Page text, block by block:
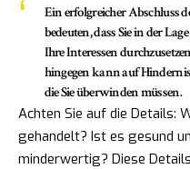
Ein erfolgreicher Abschluss
bedeuten, dass Sie in der
Ihre Interessen
hingegen kann auf
die Sie überwinden müssen.
Achten Sie auf die Details:
gehandelt? Ist es gesund
minderwertig? Diese